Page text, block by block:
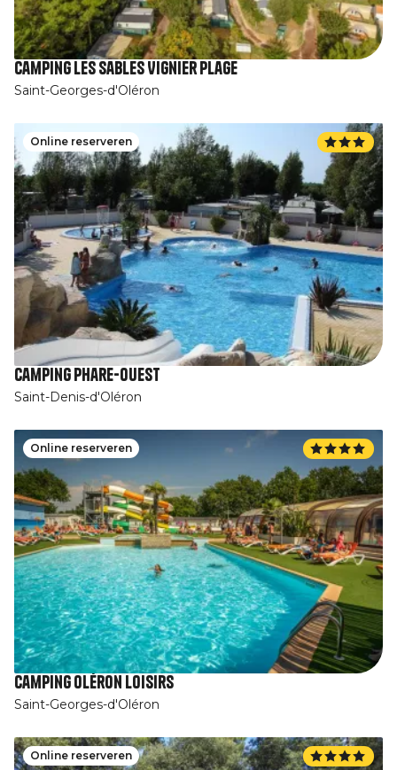
Camping Les Sables Vignier Plage
Saint-Georges-d'Oléron
Online reserveren
Camping Phare-Ouest
Saint-Denis-d'Oléron
Online reserveren
Camping Oléron Loisirs
Saint-Georges-d'Oléron
Online reserveren